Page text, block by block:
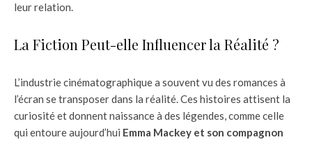
leur relation.
La Fiction Peut-elle Influencer la Réalité ?
L’industrie cinématographique a souvent vu des romances à
l’écran se transposer dans la réalité. Ces histoires attisent la
curiosité et donnent naissance à des légendes, comme celle
qui entoure aujourd’hui Emma Mackey et son compagnon